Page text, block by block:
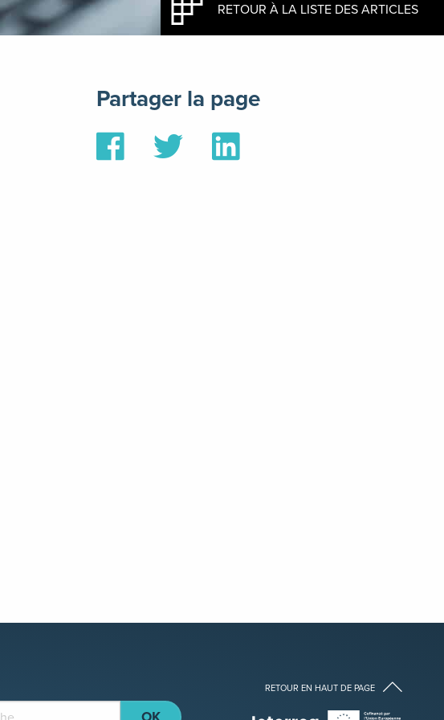
RETOUR À LA LISTE DES ARTICLES
Partager la page
sur
Facebook
sur
sur
Linkedin
RETOUR EN HAUT DE PAGE